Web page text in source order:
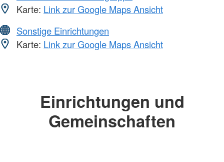
Karte: Link zur Google Maps Ansicht
Sonstige Einrichtungen
Karte: Link zur Google Maps Ansicht
Einrichtungen und
Gemeinschaften